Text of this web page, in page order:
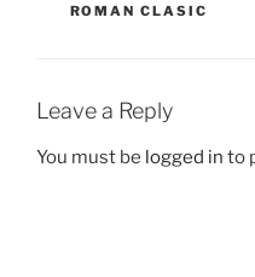
ROMAN CLASIC
Leave a Reply
You must be logged in to